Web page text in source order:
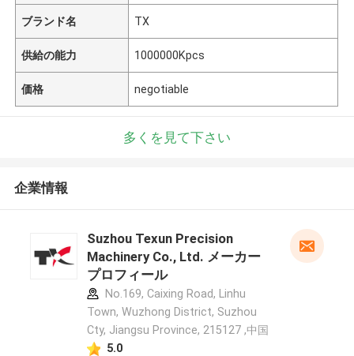
ブランド名 TX
供給の能力 1000000Kpcs
価格 negotiable
多くを見て下さい
企業情報
Suzhou Texun Precision
Machinery Co., Ltd. メーカー
プロフィール
No.169, Caixing Road, Linhu
Town, Wuzhong District, Suzhou
Cty, Jiangsu Province, 215127 ,中国
5.0